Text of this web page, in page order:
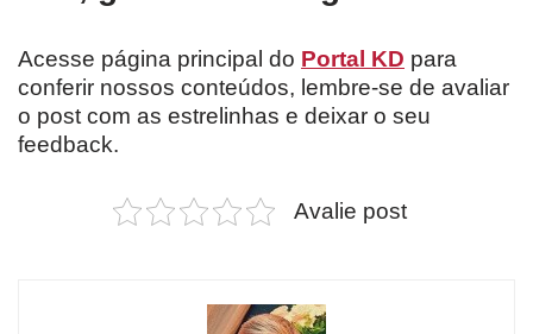
Acesse página principal do Portal KD para
conferir nossos conteúdos, lembre-se de avaliar
o post com as estrelinhas e deixar o seu
feedback.
Avalie post